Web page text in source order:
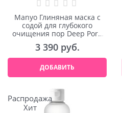
Manyo Глиняная маска с
содой для глубокого
очищения пор Deep Pore
Soda Pack 100ml
3 390 руб.
ДОБАВИТЬ
Распродажа
Хит